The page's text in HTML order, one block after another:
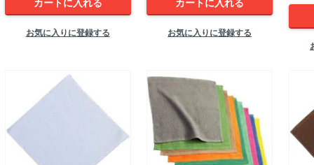
お気に入りに登録する
お気に入りに登録する